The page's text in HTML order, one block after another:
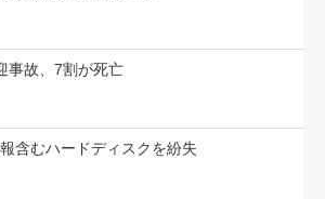
事故、7割が死亡
含むハードディスクを紛失